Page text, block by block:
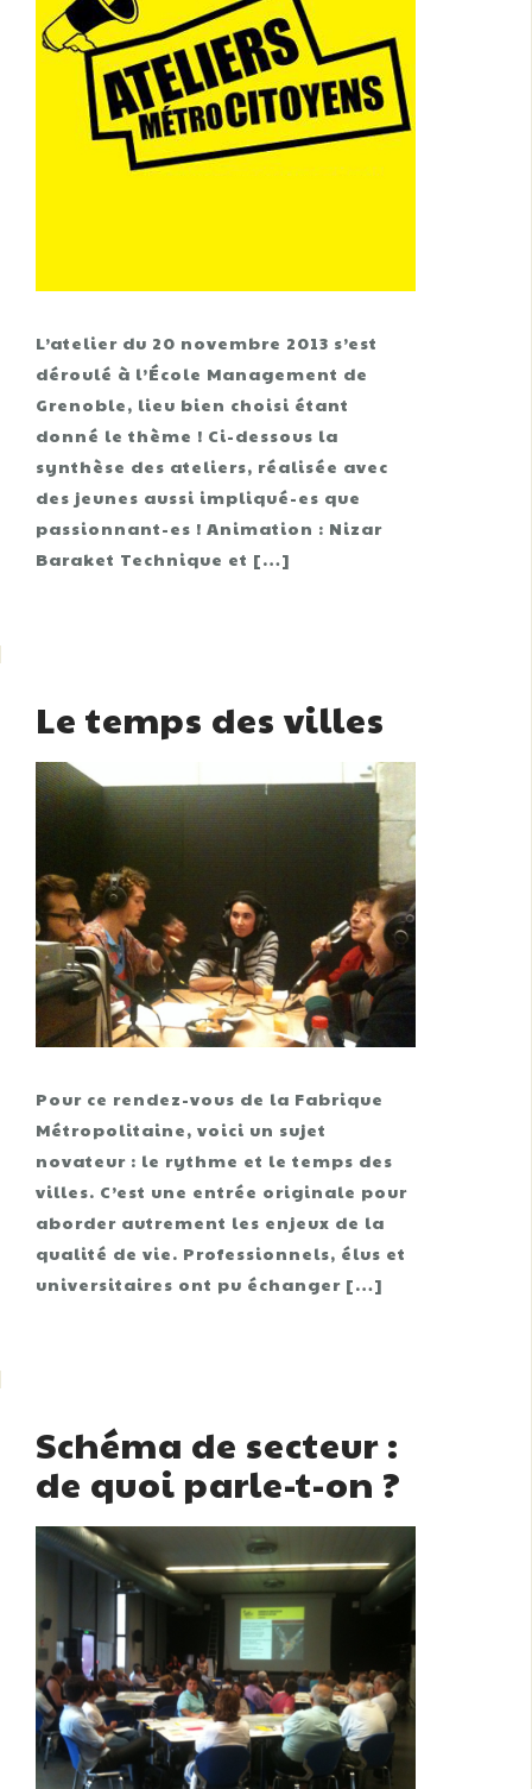
L’atelier du 20 novembre 2013 s’est
déroulé à l’École Management de
Grenoble, lieu bien choisi étant
donné le thème ! Ci-dessous la
synthèse des ateliers, réalisée avec
des jeunes aussi impliqué-es que
passionnant-es ! Animation : Nizar
Baraket Technique et […]
Le temps des villes
Pour ce rendez-vous de la Fabrique
Métropolitaine, voici un sujet
novateur : le rythme et le temps des
villes. C’est une entrée originale pour
aborder autrement les enjeux de la
qualité de vie. Professionnels, élus et
universitaires ont pu échanger […]
Schéma de secteur :
de quoi parle-t-on ?